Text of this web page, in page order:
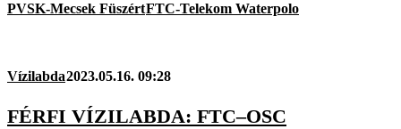
PVSK-Mecsek FüszértFTC-Telekom Waterpolo
Vízilabda2023.05.16. 09:28
FÉRFI VÍZILABDA: FTC–OSC